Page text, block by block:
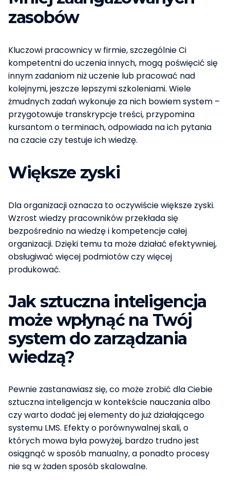
zasobów
Kluczowi pracownicy w firmie, szczególnie Ci
kompetentni do uczenia innych, mogą poświęcić się
innym zadaniom niż uczenie lub pracować nad
kolejnymi, jeszcze lepszymi szkoleniami. Wiele
żmudnych zadań wykonuje za nich bowiem system –
przygotowuje transkrypcje treści, przypomina
kursantom o terminach, odpowiada na ich pytania
na czacie czy testuje ich wiedzę.
Większe zyski
Dla organizacji oznacza to oczywiście większe zyski.
Wzrost wiedzy pracowników przekłada się
bezpośrednio na wiedzę i kompetencje całej
organizacji. Dzięki temu ta może działać efektywniej,
obsługiwać więcej podmiotów czy więcej
produkować.
Jak sztuczna inteligencja
może wpłynąć na Twój
system do zarządzania
wiedzą?
Pewnie zastanawiasz się, co może zrobić dla Ciebie
sztuczna inteligencja w kontekście nauczania albo
czy warto dodać jej elementy do już działającego
systemu LMS. Efekty o porównywalnej skali, o
których mowa była powyżej, bardzo trudno jest
osiągnąć w sposób manualny, a ponadto procesy
nie są w żaden sposób skalowalne.